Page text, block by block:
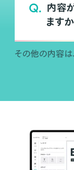
Q. 内容
ますか
その他の内容は